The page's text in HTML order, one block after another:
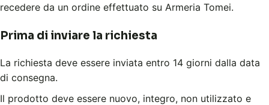
recedere da un ordine effettuato su Armeria Tomei.
Prima di inviare la richiesta
La richiesta deve essere inviata entro 14 giorni dalla data
di consegna.
Il prodotto deve essere nuovo, integro, non utilizzato e